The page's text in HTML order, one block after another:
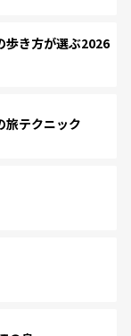
歩き方が選ぶ2026
旅テクニック